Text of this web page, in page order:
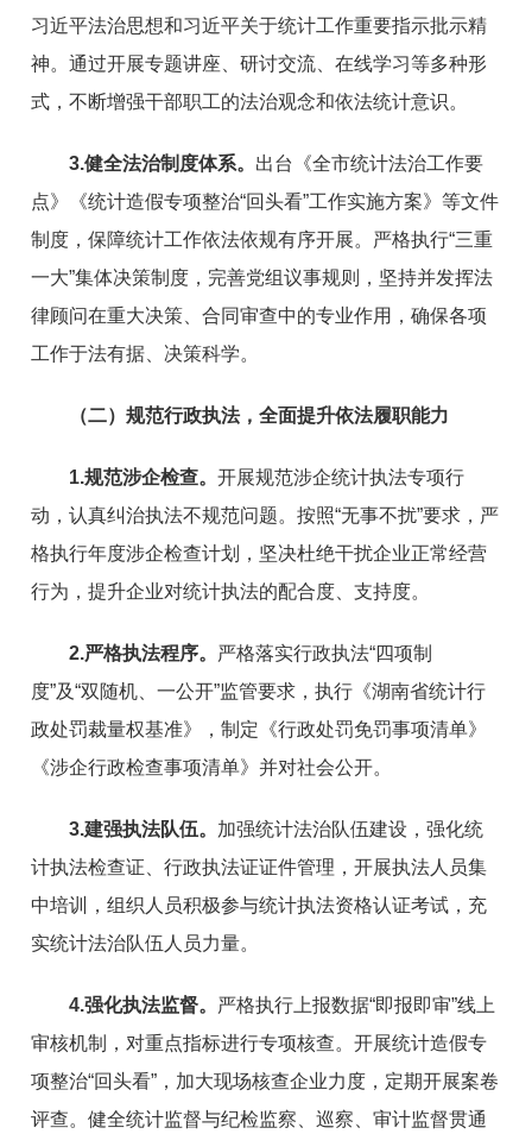
习近平法治思想和习近平关于统计工作重要指示批示精
神。通过开展专题讲座、研讨交流、在线学习等多种形
式，不断增强干部职工的法治观念和依法统计意识。
3.健全法治制度体系。 出台《全市统计法治工作要
点》《统计造假专项整治“回头看”工作实施方案》等文件
制度，保障统计工作依法依规有序开展。严格执行“三重
一大”集体决策制度，完善党组议事规则，坚持并发挥法
律顾问在重大决策、合同审查中的专业作用，确保各项
工作于法有据、决策科学。
（二）规范行政执法，全面提升依法履职能力
1.规范涉企检查。开展规范涉企统计执法专项行
动，认真纠治执法不规范问题。按照“无事不扰”要求，严
格执行年度涉企检查计划，坚决杜绝干扰企业正常经营
行为，提升企业对统计执法的配合度、支持度。
2.严格执法程序。 严格落实行政执法“四项制
度”及“双随机、一公开”监管要求，执行《湖南省统计行
政处罚裁量权基准》，制定《行政处罚免罚事项清单》
《涉企行政检查事项清单》并对社会公开。
3.建强执法队伍。 加强统计法治队伍建设，强化统
计执法检查证、行政执法证证件管理，开展执法人员集
中培训，组织人员积极参与统计执法资格认证考试，充
实统计法治队伍人员力量。
4.强化执法监督。 严格执行上报数据“即报即审”线上
审核机制，对重点指标进行专项核查。开展统计造假专
项整治“回头看”，加大现场核查企业力度，定期开展案卷
评查。健全统计监督与纪检监察、巡察、审计监督贯通